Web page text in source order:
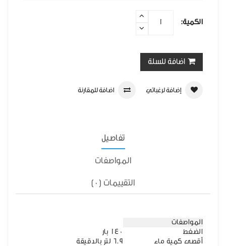
الكمية:
اضافة للسلة
إضافة لرغباتي اضافة للمقارنة
تفاصيل
المواصفات
التقييمات (0)
المواصفات
الضغط
140 بار
أقصى كمية ماء
6.9 لتر بالدقيقة